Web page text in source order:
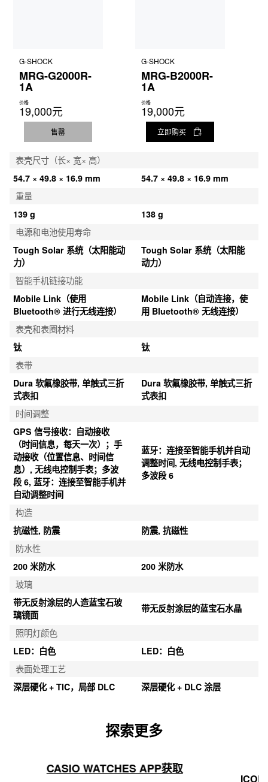
G-SHOCK
MRG-G2000R-
1A
价格
19,000元
售罄
G-SHOCK
MRG-B2000R-
1A
价格
19,000元
立即购买
表壳尺寸（长× 宽× 高）
54.7 × 49.8 × 16.9 mm
54.7 × 49.8 × 16.9 mm
重量
139 g
138 g
电源和电池使用寿命
Tough Solar 系统（太阳能动
力）
Tough Solar 系统（太阳能
动力）
智能手机链接功能
Mobile Link（使用
Bluetooth® 进行无线连接）
Mobile Link（自动连接，使
用 Bluetooth® 无线连接）
表壳和表圈材料
钛
钛
表带
Dura 软氟橡胶带, 单触式三折
式表扣
Dura 软氟橡胶带, 单触式三折
式表扣
时间调整
GPS 信号接收：自动接收
（时间信息，每天一次）；手
动接收（位置信息、时间信
息）, 无线电控制手表；多波
段 6, 蓝牙：连接至智能手机并
自动调整时间
蓝牙：连接至智能手机并自动
调整时间, 无线电控制手表；
多波段 6
构造
抗磁性, 防震
防震, 抗磁性
防水性
200 米防水
200 米防水
玻璃
带无反射涂层的人造蓝宝石玻
璃镜面
带无反射涂层的蓝宝石水晶
照明灯颜色
LED：白色
LED：白色
表面处理工艺
深层硬化 + TIC，局部 DLC
深层硬化 + DLC 涂层
探索更多
CASIO WATCHES APP获取